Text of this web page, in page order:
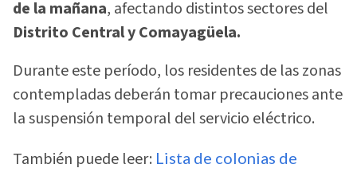
de la mañana, afectando distintos sectores del
Distrito Central y Comayagüela.
Durante este período, los residentes de las zonas
contempladas deberán tomar precauciones ante
la suspensión temporal del servicio eléctrico.
También puede leer: Lista de colonias de